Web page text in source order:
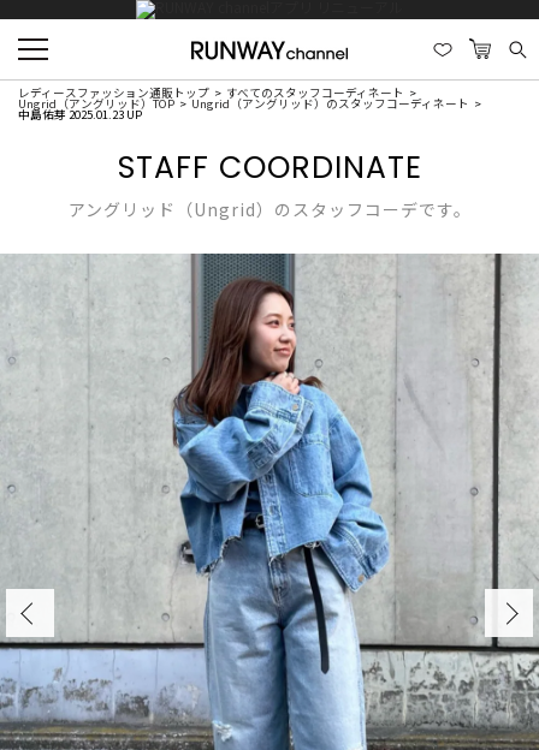
レディースファッション通販トップ すべてのスタッフコーディネート
Ungrid（アングリッド）TOP Ungrid（アングリッド）のスタッフコーディネート
中島佑芽 2025.01.23 UP
STAFF COORDINATE
アングリッド（Ungrid）のスタッフコーデです。